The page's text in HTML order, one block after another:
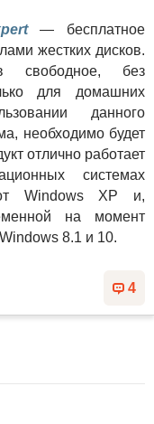
— бесплатное
жестких дисков.
свободное, без
для домашних
данного
необходимо будет
отлично работает
системах
Windows XP и,
на момент
8.1 и 10.
4